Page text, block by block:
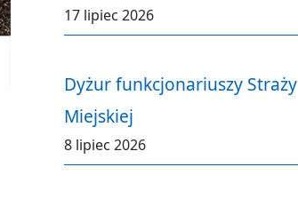
17 lipiec 2026
Dyżur funkcjonariuszy Straży
Miejskiej
8 lipiec 2026